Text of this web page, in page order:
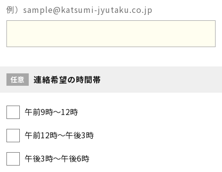
例）sample@katsumi-jyutaku.co.jp
任意 連絡希望の時間帯
午前9時～12時
午前12時～午後3時
午後3時～午後6時